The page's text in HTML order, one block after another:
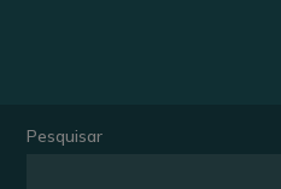
Pesquisar